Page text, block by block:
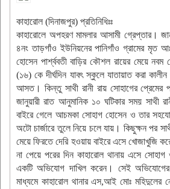
কাহারোল (দিনাজপুর) প্রতিনিধিঃঃ
কাহারোলে অপহরণ মামলার আসামী গ্রেপ্তার।
৪নং তাড়গাঁও ইউনিয়নের পানিগাঁও গ্রামের মৃত
হোসেন পার্শ্ববতী বাড়ির কৌশল রায়ের মেয়ে নবম
(১৬) কে দীর্ঘদিন যাবৎ স্কুলে যাতায়াত করা
আসত। কিন্তু সাথী রানী রায় সোহাগের প্রেমের
জানুয়ারী রাত আনুমানিক ১০ ঘটিকার সময় সাথী
বাইরে গেলে আচমকা সোহাগ হোসেন ও তার
অটো চার্জারে তুলে নিয়ে চলে যায়। কিছুক্ষন পর
মেয়ে ফিরতে দেরি হওয়ায় বাইরে এসে খোজাখুজি
না পেয়ে পরের দিন কাহারোল থানায় এসে
একটি অভিযোগ দাখিল করেন। সেই
মাধ্যমে কাহারোল থানার এস,আই মোঃ মহিদুলের